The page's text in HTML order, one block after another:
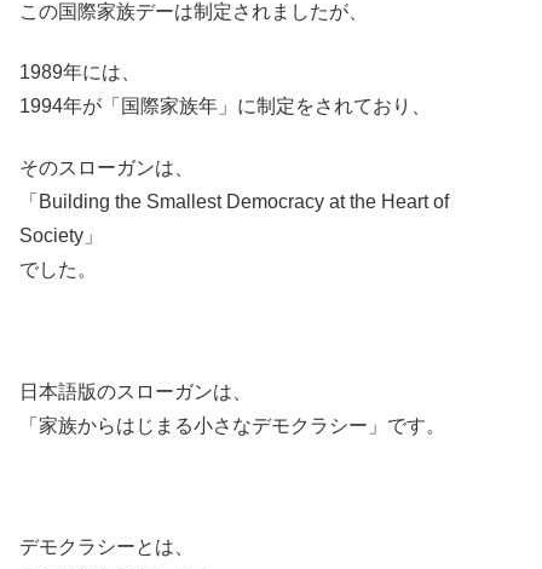
この国際家族デーは制定されましたが、
1989年には、
1994年が「国際家族年」に制定をされており、
そのスローガンは、
「Building the Smallest Democracy at the Heart of
Society」
でした。
日本語版のスローガンは、
「家族からはじまる小さなデモクラシー」です。
デモクラシーとは、